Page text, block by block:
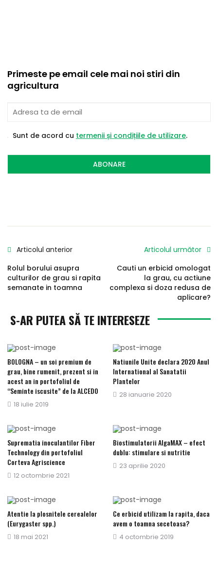
Primeste pe email cele mai noi stiri din
agricultura
Sunt de acord cu termenii și condițiile de utilizare.
ABONARE
Articolul anterior
Rolul borului asupra
culturilor de grau si rapita
semanate in toamna
Articolul următor
Cauti un erbicid omologat
la grau, cu actiune
complexa si doza redusa de
aplicare?
S-AR PUTEA SĂ TE INTERESEZE
BOLOGNA – un soi premium de
grau, bine rumenit, prezent si in
acest an in portofoliul de
“Seminte iscusite” de la ALCEDO
Publicat
18 iulie 2019
Natiunile Unite declara 2020 Anul
International al Sanatatii
Plantelor
Publicat
28 ianuarie 2020
Suprematia inoculantilor Fiber
Technology din portofoliul
Corteva Agriscience
Publicat
12 octombrie 2021
Biostimulatorii AlgaMAX – efect
dublu: stimulare si nutritie
Publicat
23 aprilie 2020
Atentie la plosnitele cerealelor
(Eurygaster spp.)
Publicat
18 mai 2021
Ce erbicid utilizam la rapita, daca
avem o toamna secetoasa?
Publicat
4 octombrie 2019